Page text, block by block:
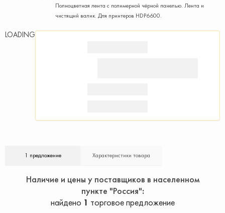
Полноцветная лента с полимерной чёрной панелью. Лента и
чистящий валик. Для принтеров HDP6600.
LOADING
1 предложение Характеристики товара
Наличие и цены у поставщиков в населенном
пункте "Россия"
найдено 1 торговое предложение